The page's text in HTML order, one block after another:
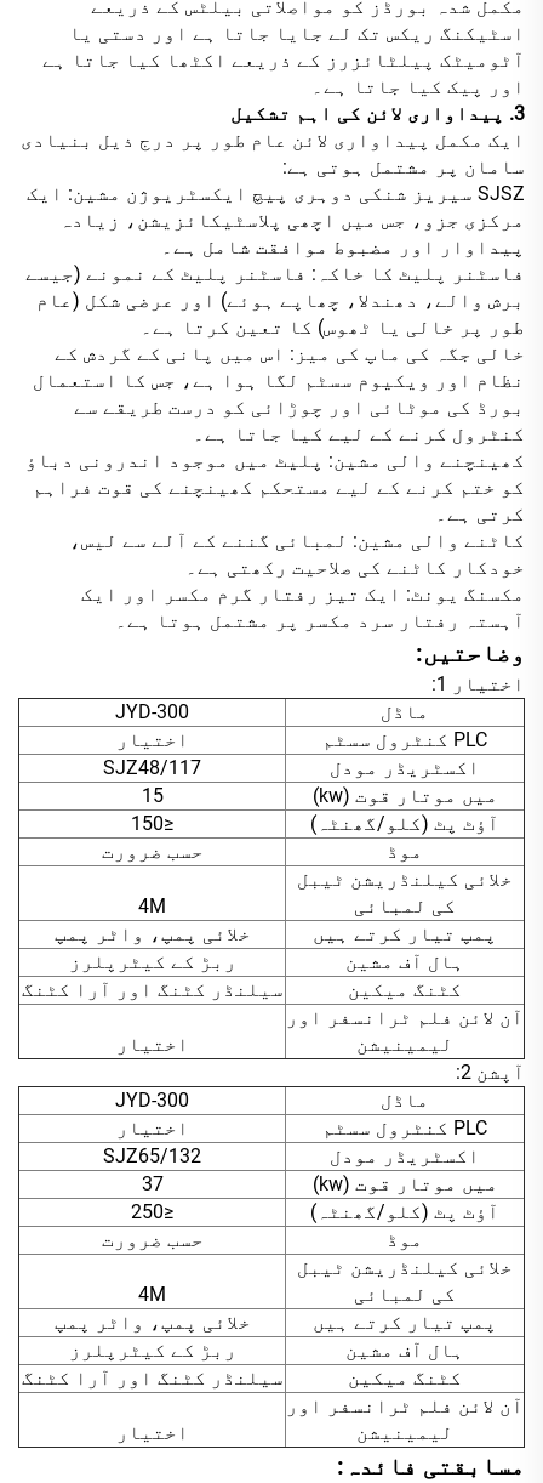
مکمل شدہ بورڈز کو مواصلاتی بیلٹس کے ذریعے
اسٹیکنگ ریکس تک لے جایا جاتا ہے اور دستی یا
آٹومیٹک پیلٹائزرز کے ذریعے اکٹھا کیا جاتا ہے
اور پیک کیا جاتا ہے۔
3. پیداواری لائن کی اہم تشکیل
ایک مکمل پیداواری لائن عام طور پر درج ذیل بنیادی
سامان پر مشتمل ہوتی ہے:
SJSZ سیریز شنکی دوہری پیچ ایکسٹریوژن مشین: ایک
مرکزی جزو، جس میں اچھی پلاسٹیکائزیشن، زیادہ
پیداوار اور مضبوط موافقت شامل ہے۔
فاسٹنر پلیٹ کا خاکہ: فاسٹنر پلیٹ کے نمونے (جیسے
برش والے، دھندلا، چھاپے ہوئے) اور عرضی شکل (عام
طور پر خالی یا ٹھوس) کا تعین کرتا ہے۔
خالی جگہ کی ماپ کی میز: اس میں پانی کے گردش کے
نظام اور ویکیوم سسٹم لگا ہوا ہے، جس کا استعمال
بورڈ کی موٹائی اور چوڑائی کو درست طریقے سے
کنٹرول کرنے کے لیے کیا جاتا ہے۔
کھینچنے والی مشین: پلیٹ میں موجود اندرونی دباؤ
کو ختم کرنے کے لیے مستحکم کھینچنے کی قوت فراہم
کرتی ہے۔
کاٹنے والی مشین: لمبائی گننے کے آلے سے لیس،
خودکار کاٹنے کی صلاحیت رکھتی ہے۔
مکسنگ یونٹ: ایک تیز رفتار گرم مکسر اور ایک
آہستہ رفتار سرد مکسر پر مشتمل ہوتا ہے۔
وضاحتیں:
اختیار 1:
ماڈل
JYD-300
PLC کنٹرول سسٹم
اختیار
اکسٹریڈر مودل
SJZ48/117
میں موتار قوت (kw)
15
آؤٹ پٹ (کلو/گھنٹہ)
≤150
موڈ
حسب ضرورت
خلائی کیلنڈریشن ٹیبل
کی لمبائی
4M
پمپ تیار کرتے ہیں
خلائی پمپ، واٹر پمپ
ہال آف مشین
ربڑ کے کیٹرپلرز
کٹنگ میکین
سیلنڈر کٹنگ اور آرا کٹنگ
آن لائن فلم ٹرانسفر اور
لیمینیشن
اختیار
آپشن 2:
ماڈل
JYD-300
PLC کنٹرول سسٹم
اختیار
اکسٹریڈر مودل
SJZ65/132
میں موتار قوت (kw)
37
آؤٹ پٹ (کلو/گھنٹہ)
≤250
موڈ
حسب ضرورت
خلائی کیلنڈریشن ٹیبل
کی لمبائی
4M
پمپ تیار کرتے ہیں
خلائی پمپ، واٹر پمپ
ہال آف مشین
ربڑ کے کیٹرپلرز
کٹنگ میکین
سیلنڈر کٹنگ اور آرا کٹنگ
آن لائن فلم ٹرانسفر اور
لیمینیشن
اختیار
مسابقتی فائدہ: